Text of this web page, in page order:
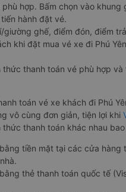
hợp. Bấm chọn vào khung
hành đặt vé.
giường ghế, điểm đón, điểm
khi đặt mua vé xe đi Phú
thức thanh toán vé phù hợp và
toán vé xe khách đi Phú
vô cùng đơn giản, tiện lợi khi
thức thanh toán khác nhau
tiền mặt tại các cửa hàng
thẻ thanh toán quốc tế